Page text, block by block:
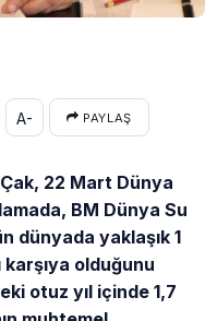
A- PAYLAŞ
Çak, 22 Mart Dünya
BM Dünya Su
dünyada yaklaşık 1
karşıya olduğunu
otuz yıl içinde 1,7